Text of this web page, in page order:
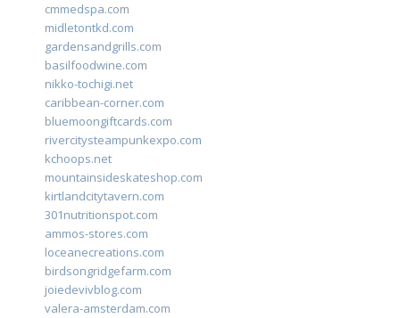
cmmedspa.com
midletontkd.com
gardensandgrills.com
basilfoodwine.com
nikko-tochigi.net
caribbean-corner.com
bluemoongiftcards.com
rivercitysteampunkexpo.com
kchoops.net
mountainsideskateshop.com
kirtlandcitytavern.com
301nutritionspot.com
ammos-stores.com
loceanecreations.com
birdsongridgefarm.com
joiedevivblog.com
valera-amsterdam.com